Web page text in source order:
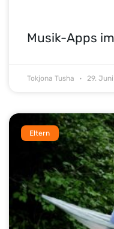
Musik-Apps
Tokjona Tusha 29.
Eltern